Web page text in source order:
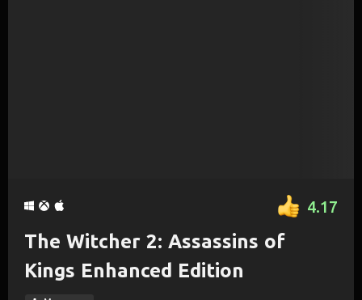
4.17
The Witcher 2: Assassins of
Kings Enhanced Edition